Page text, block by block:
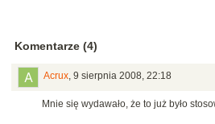
Komentarze (4)
Acrux, 9 sierpnia 2008, 22:18
Mnie się wydawało, że to już było